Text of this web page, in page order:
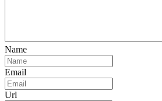
Name
Email
Url